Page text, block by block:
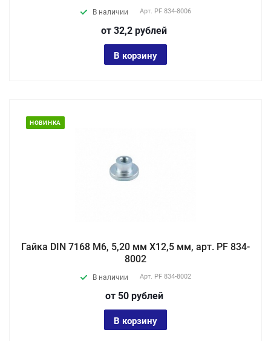
В наличии Арт. PF 834-8006
от 32,2 рублей
В корзину
НОВИНКА
Гайка DIN 7168 М6, 5,20 мм X12,5 мм, арт. PF 834-
8002
В наличии Арт. PF 834-8002
от 50 рублей
В корзину